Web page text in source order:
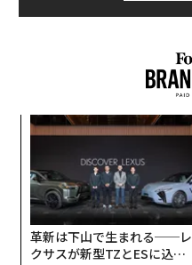
革新は下山で生まれる──レ
クサスが新型TZとESに込め